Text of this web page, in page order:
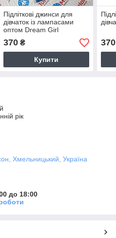
Підліткові джинси для
дівчаток із лампасами
оптом Dream Girl
370₴
Купити
370
рік
Хмельницький, Україна
до 18:00